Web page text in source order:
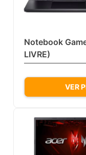
Notebook
LIVRE)
VER